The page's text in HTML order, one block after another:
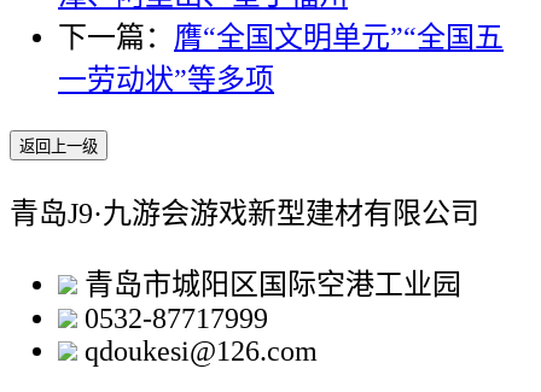
下一篇： 膺“全国文明单元”“全国五
一劳动状”等多项
返回上一级
青岛J9·九游会游戏新型建材有限公司
青岛市城阳区国际空港工业园
0532-87717999
qdoukesi@126.com